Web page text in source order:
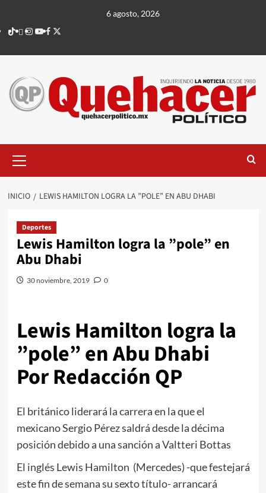
contenido
6 agosto, 2026
TikTok
threads
Instagram
Youtube
Facebook
X
principal
INICIO LEWIS HAMILTON LOGRA LA ”POLE” EN ABU DHABI
Deportes
Lewis Hamilton logra la ”pole” en
Abu Dhabi
30 noviembre, 2019 0
Lewis Hamilton logra la
”pole” en Abu Dhabi
Por Redacción QP
El británico liderará la carrera en la que el
mexicano Sergio Pérez saldrá desde la décima
posición debido a una sanción a Valtteri Bottas
El inglés Lewis Hamilton (Mercedes) -que festejará
este fin de semana su sexto título- arrancará